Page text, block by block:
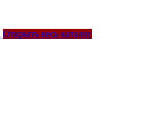
Открыть весь каталог